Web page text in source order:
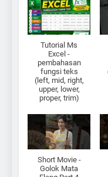
Tutorial Ms
Excel -
pembahasan
fungsi teks
(left, mid, right,
upper, lower,
proper, trim)
Short Movie -
Golok Mata